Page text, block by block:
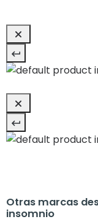
Otras marcas
insomnio